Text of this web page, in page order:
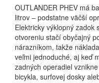
OUTLANDER PHEV má
litrov – podstatne väčší
Elektricky výklopný zadok
otvoreniu stačí obyčajný
nárazníkom, takže
veľmi jednoduché, aj keď
zadných operadiel
bicykla, surfovej dosky